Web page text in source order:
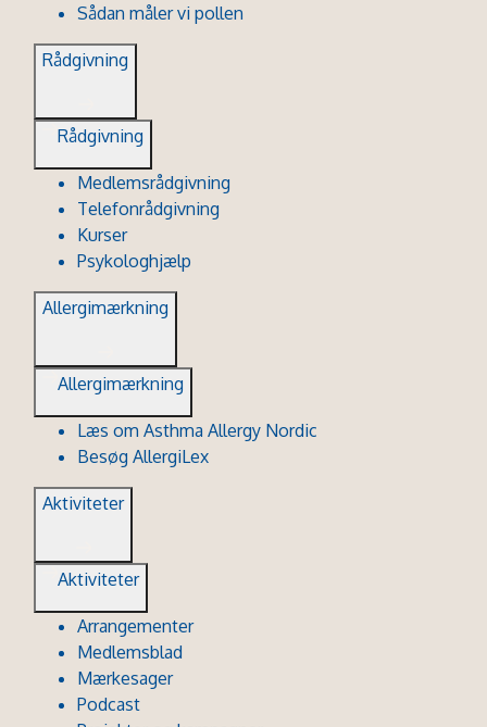
Sådan måler vi pollen
Rådgivning
Rådgivning
Medlemsrådgivning
Telefonrådgivning
Kurser
Psykologhjælp
Allergimærkning
Allergimærkning
Læs om Asthma Allergy Nordic
Besøg AllergiLex
Aktiviteter
Aktiviteter
Arrangementer
Medlemsblad
Mærkesager
Podcast